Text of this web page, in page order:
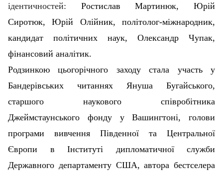
ідентичностей: Ростислав Мартинюк, Юрій
Сиротюк, Юрій Олійник, політолог-міжнародник,
кандидат політичних наук, Олександр Чупак,
фінансовий аналітик.
Родзинкою цьогорічного заходу стала участь у
Бандерівських читаннях Януша Бугайського,
старшого наукового співробітника
Джеймстаунського фонду у Вашингтоні, голови
програми вивчення Південної та Центральної
Європи в Інституті дипломатичної служби
Державного департаменту США, автора бестселера